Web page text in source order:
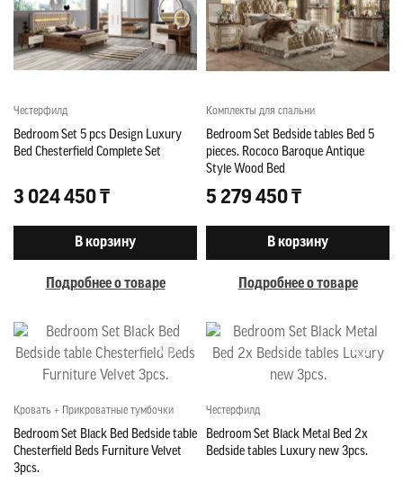
Честерфилд
Bedroom Set 5 pcs Design Luxury
Bed Chesterfield Complete Set
3 024 450 ₸
В корзину
Подробнее о товаре
Комплекты для спальни
Bedroom Set Bedside tables Bed 5
pieces. Rococo Baroque Antique
Style Wood Bed
5 279 450 ₸
В корзину
Подробнее о товаре
Кровать + Прикроватные тумбочки
Bedroom Set Black Bed Bedside table
Chesterfield Beds Furniture Velvet
3pcs.
Честерфилд
Bedroom Set Black Metal Bed 2x
Bedside tables Luxury new 3pcs.